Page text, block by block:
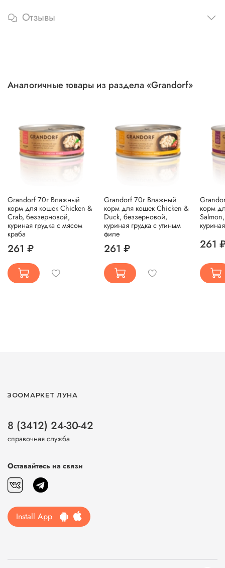
Отзывы
Аналогичные товары из раздела «Grandorf»
Grandorf 70г Влажный
корм для кошек Chicken &
Crab, беззерновой,
куриная грудка с мясом
краба
261 ₽
Grandorf 70г Влажный
корм для кошек Chicken &
Duck, беззерновой,
куриная грудка с утиным
филе
261 ₽
корм
261
ЗООМАРКЕТ ЛУНА
8 (3412) 24-30-42
справочная служба
Оставайтесь на связи
Install App